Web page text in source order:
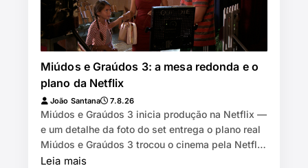
Miúdos e Graúdos 3: a mesa redonda e o
plano da Netflix
João Santana 7.8.26
Miúdos e Graúdos 3 inicia produção na Netflix —
e um detalhe da foto do set entrega o plano real
Miúdos e Graúdos 3 trocou o cinema pela Netflix
⏱️ 7 min de leitura …
Leia mais